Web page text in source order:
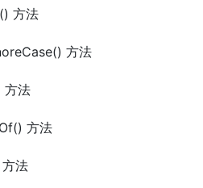
方法
方法
方法
方法
法